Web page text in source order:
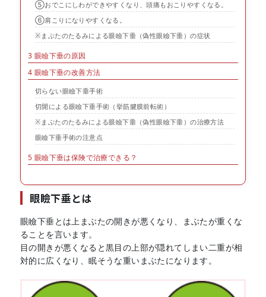
⑤おでこにしわができやすくなり、頭痛もおこりやすくなる。
⑥肩こりになりやすくなる。
※まぶたのたるみによる眼瞼下垂（偽性眼瞼下垂）の症状
3 眼瞼下垂の原因
4 眼瞼下垂の改善方法
切らない眼瞼下垂手術
切開による眼瞼下垂手術（挙筋腱膜前転術）
※まぶたのたるみによる眼瞼下垂（偽性眼瞼下垂）の治療方法
眼瞼下垂手術の注意点
5 眼瞼下垂は保険で治療できる？
眼瞼下垂とは
眼瞼下垂とは上まぶたの開きが悪くなり、まぶたが重くな
ることを言います。
目の開きが悪くなると黒目の上部が隠れてしまい二重が相
対的に広くなり、眠そうな重いまぶたになります。